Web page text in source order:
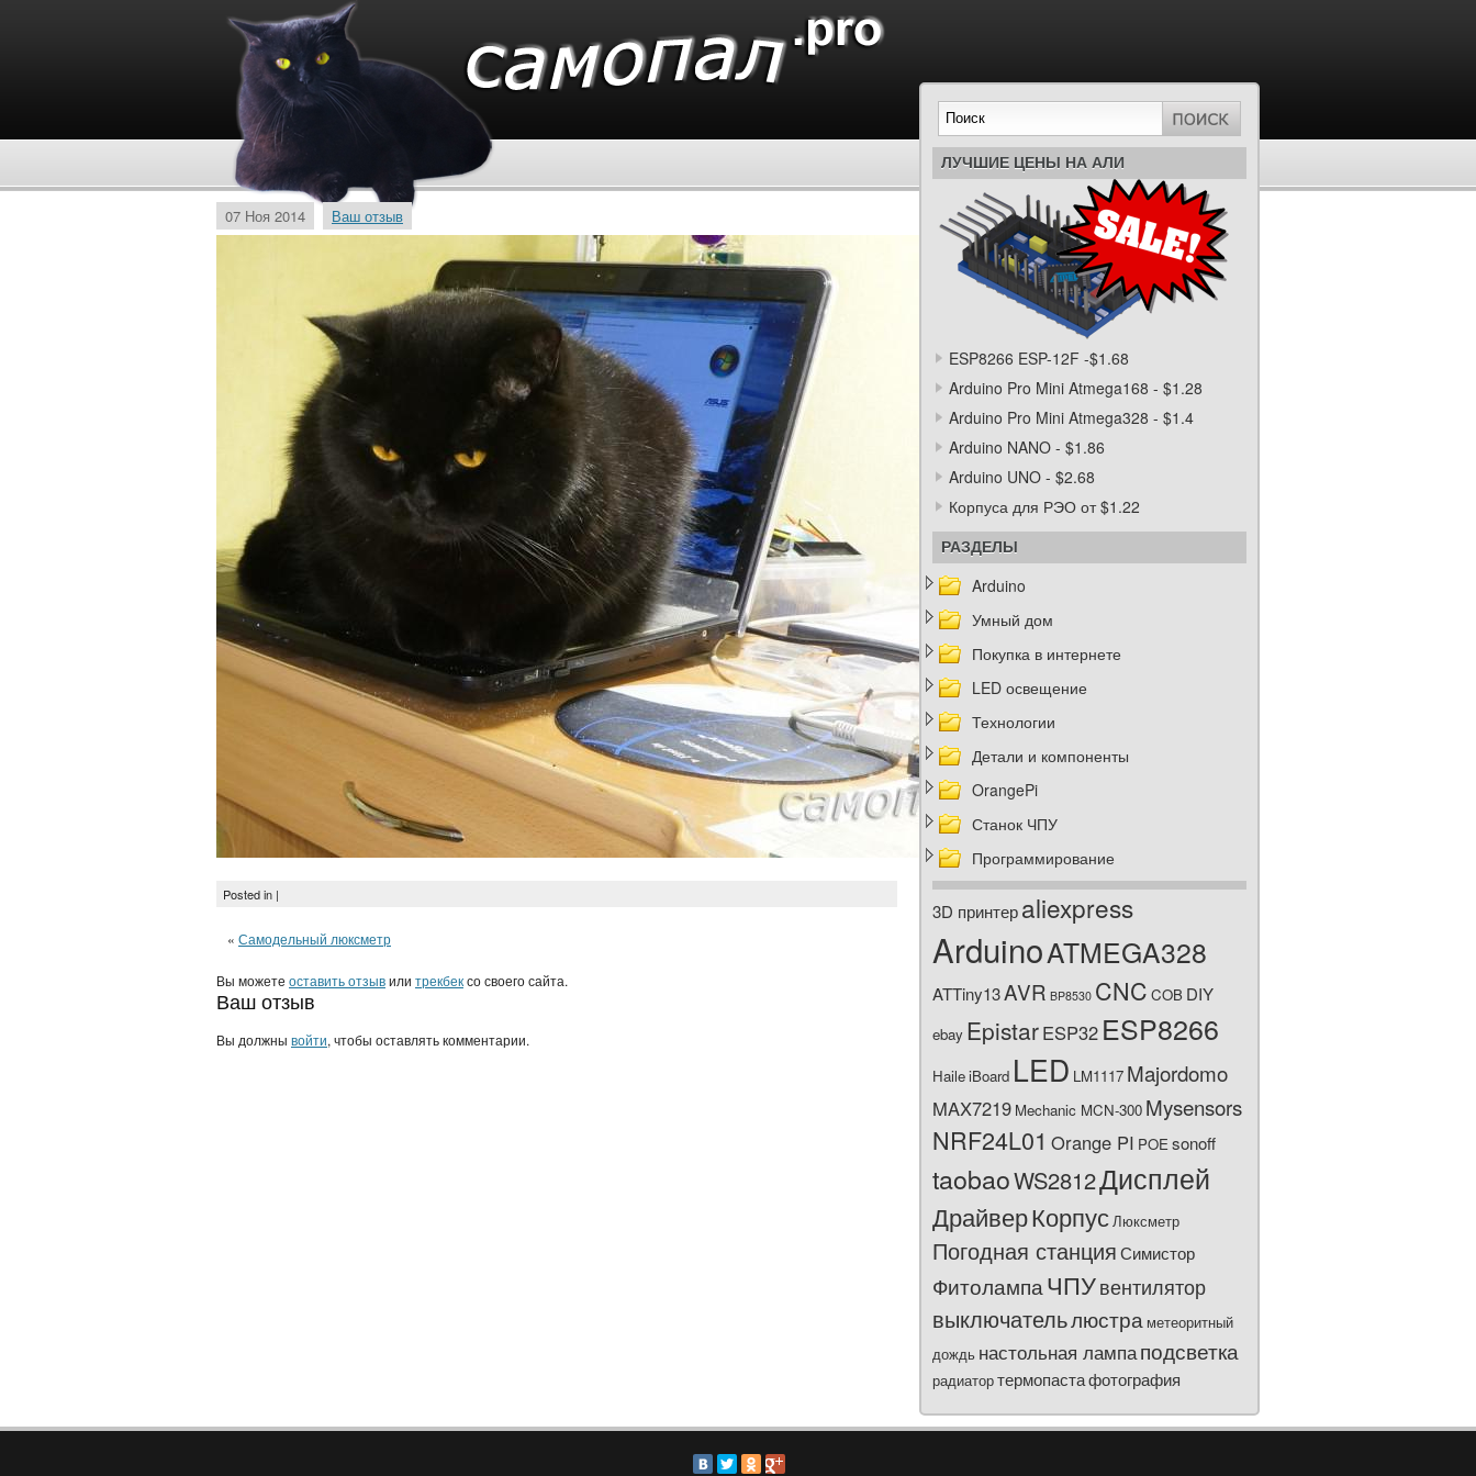
07 Ноя 2014 Ваш отзыв
Posted in |
« Самодельный люксметр
Вы можете оставить отзывили трекбексо своего сайта.
Ваш отзыв
Вы должны войти, чтобы оставлять комментарии.
ЛУЧШИЕ ЦЕНЫ НА АЛИ
ESP8266 ESP-12F -$1.68
Arduino Pro Mini Atmega168 - $1.28
Arduino Pro Mini Atmega328 - $1.4
Arduino NANO - $1.86
Arduino UNO - $2.68
Корпуса для РЭО от $1.22
РАЗДЕЛЫ
Arduino
Умный дом
Покупка в интернете
LED освещение
Технологии
Детали и компоненты
OrangePi
Станок ЧПУ
Программирование
3D принтерaliexpress
ArduinoATMEGA328
ATTiny13AVR BP8530 CNC COB DIY
ebay EpistarESP32 ESP8266
HaileiBoard LED LM1117 Majordomo
MAX7219 Mechanic MCN-300 Mysensors
NRF24L01 Orange PI POEsonoff
taobaoWS2812Дисплей
ДрайверКорпусЛюксметр
Погодная станцияСимистор
ФитолампаЧПУвентилятор
выключательлюстра метеоритный
дождь настольная лампаподсветка
радиатортермопастафотография